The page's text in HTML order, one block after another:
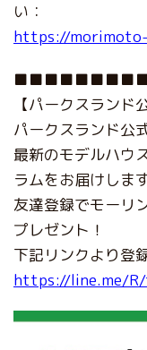
い：
https://morimoto-
【パークスランド
パークスランド公
最新のモデルハウ
ラムをお届けします
友達登録でモーリ
プレゼント！
下記リンクより登
https://line.me/